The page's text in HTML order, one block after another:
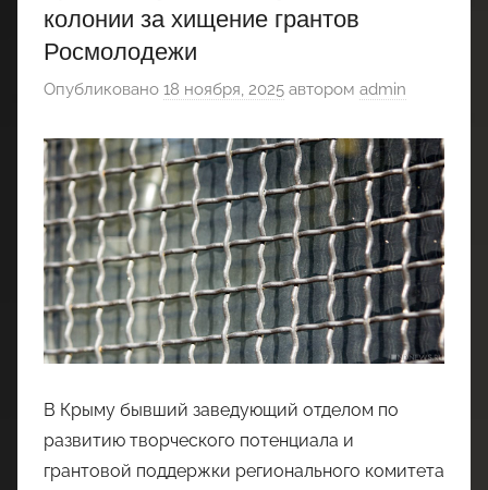
колонии за хищение грантов
Росмолодежи
Опубликовано 18 ноября, 2025 автором admin
В Крыму бывший заведующий отделом по
развитию творческого потенциала и
грантовой поддержки регионального комитета